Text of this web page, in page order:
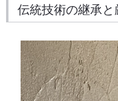
伝統技術の継承